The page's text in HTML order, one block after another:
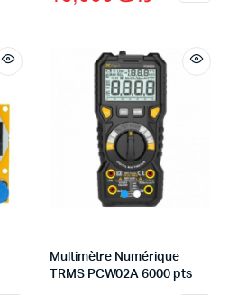
د.ت 29,000.
د.ت 19,000.
Multimètre Numérique
TRMS PCW02A 6000 pts